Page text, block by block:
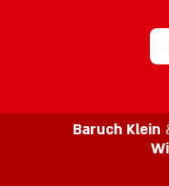
Baruch Klein